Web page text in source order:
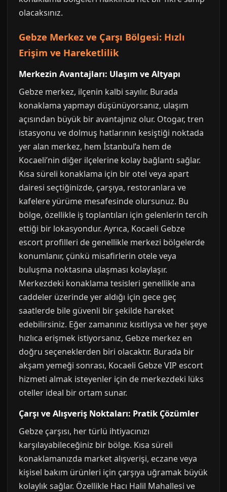
olacaksınız.
Gebze Merkez ve Çarşı Bölgesi: Hızlı
Erişim ve Hareketlilik
Merkezin Avantajları: Ulaşım ve Altyapı
Gebze merkez, ilçenin kalbi sayılır. Burada
konaklama yapmayı düşünüyorsanız, ulaşım
açısından büyük bir avantajınız olur. Otogar, tren
istasyonu ve dolmuş hatlarının kesiştiği noktada
yer alan merkez, hem İstanbul’a hem de
Kocaeli’nin diğer ilçelerine kolay bağlantı sağlar.
Kısa süreli konaklama için bir otel veya apart
dairesi seçtiğinizde, çarşıya, restoranlara ve
kafelere yürüme mesafesinde olursunuz. Bu
bölge, özellikle iş toplantıları için gelenlerin tercih
ettiği bir lokasyondur. Ayrıca, Kocaeli Gebze
escort profilleri de genellikle merkezi bölgelerde
konumlanır, çünkü misafirlerin otele veya
buluşma noktasına ulaşması kolaylaşır.
Merkezdeki konaklama tesisleri genellikle ana
caddeler üzerinde yer aldığı için gece geç
saatlerde bile güvenli bir şekilde hareket
edebilirsiniz. Eğer zamanınız kısıtlıysa ve her şeye
hızlıca erişmek istiyorsanız, Gebze merkez en
doğru seçeneklerden biri olacaktır. Burada bir
akşam yemeği sonrası, Kocaeli Gebze VIP escort
hizmeti almak isteyenler için de merkezdeki lüks
oteller ideal bir ortam sunar.
Çarşı ve Alışveriş Noktaları: Pratik Çözümler
Gebze çarşısı, her türlü ihtiyacınızı
karşılayabileceğiniz bir bölge. Kısa süreli
konaklamanızda market alışverişi, eczane veya
kişisel bakım ürünleri için çarşıya uğramak büyük
kolaylık sağlar. Özellikle Hacı Halil Mahallesi ve